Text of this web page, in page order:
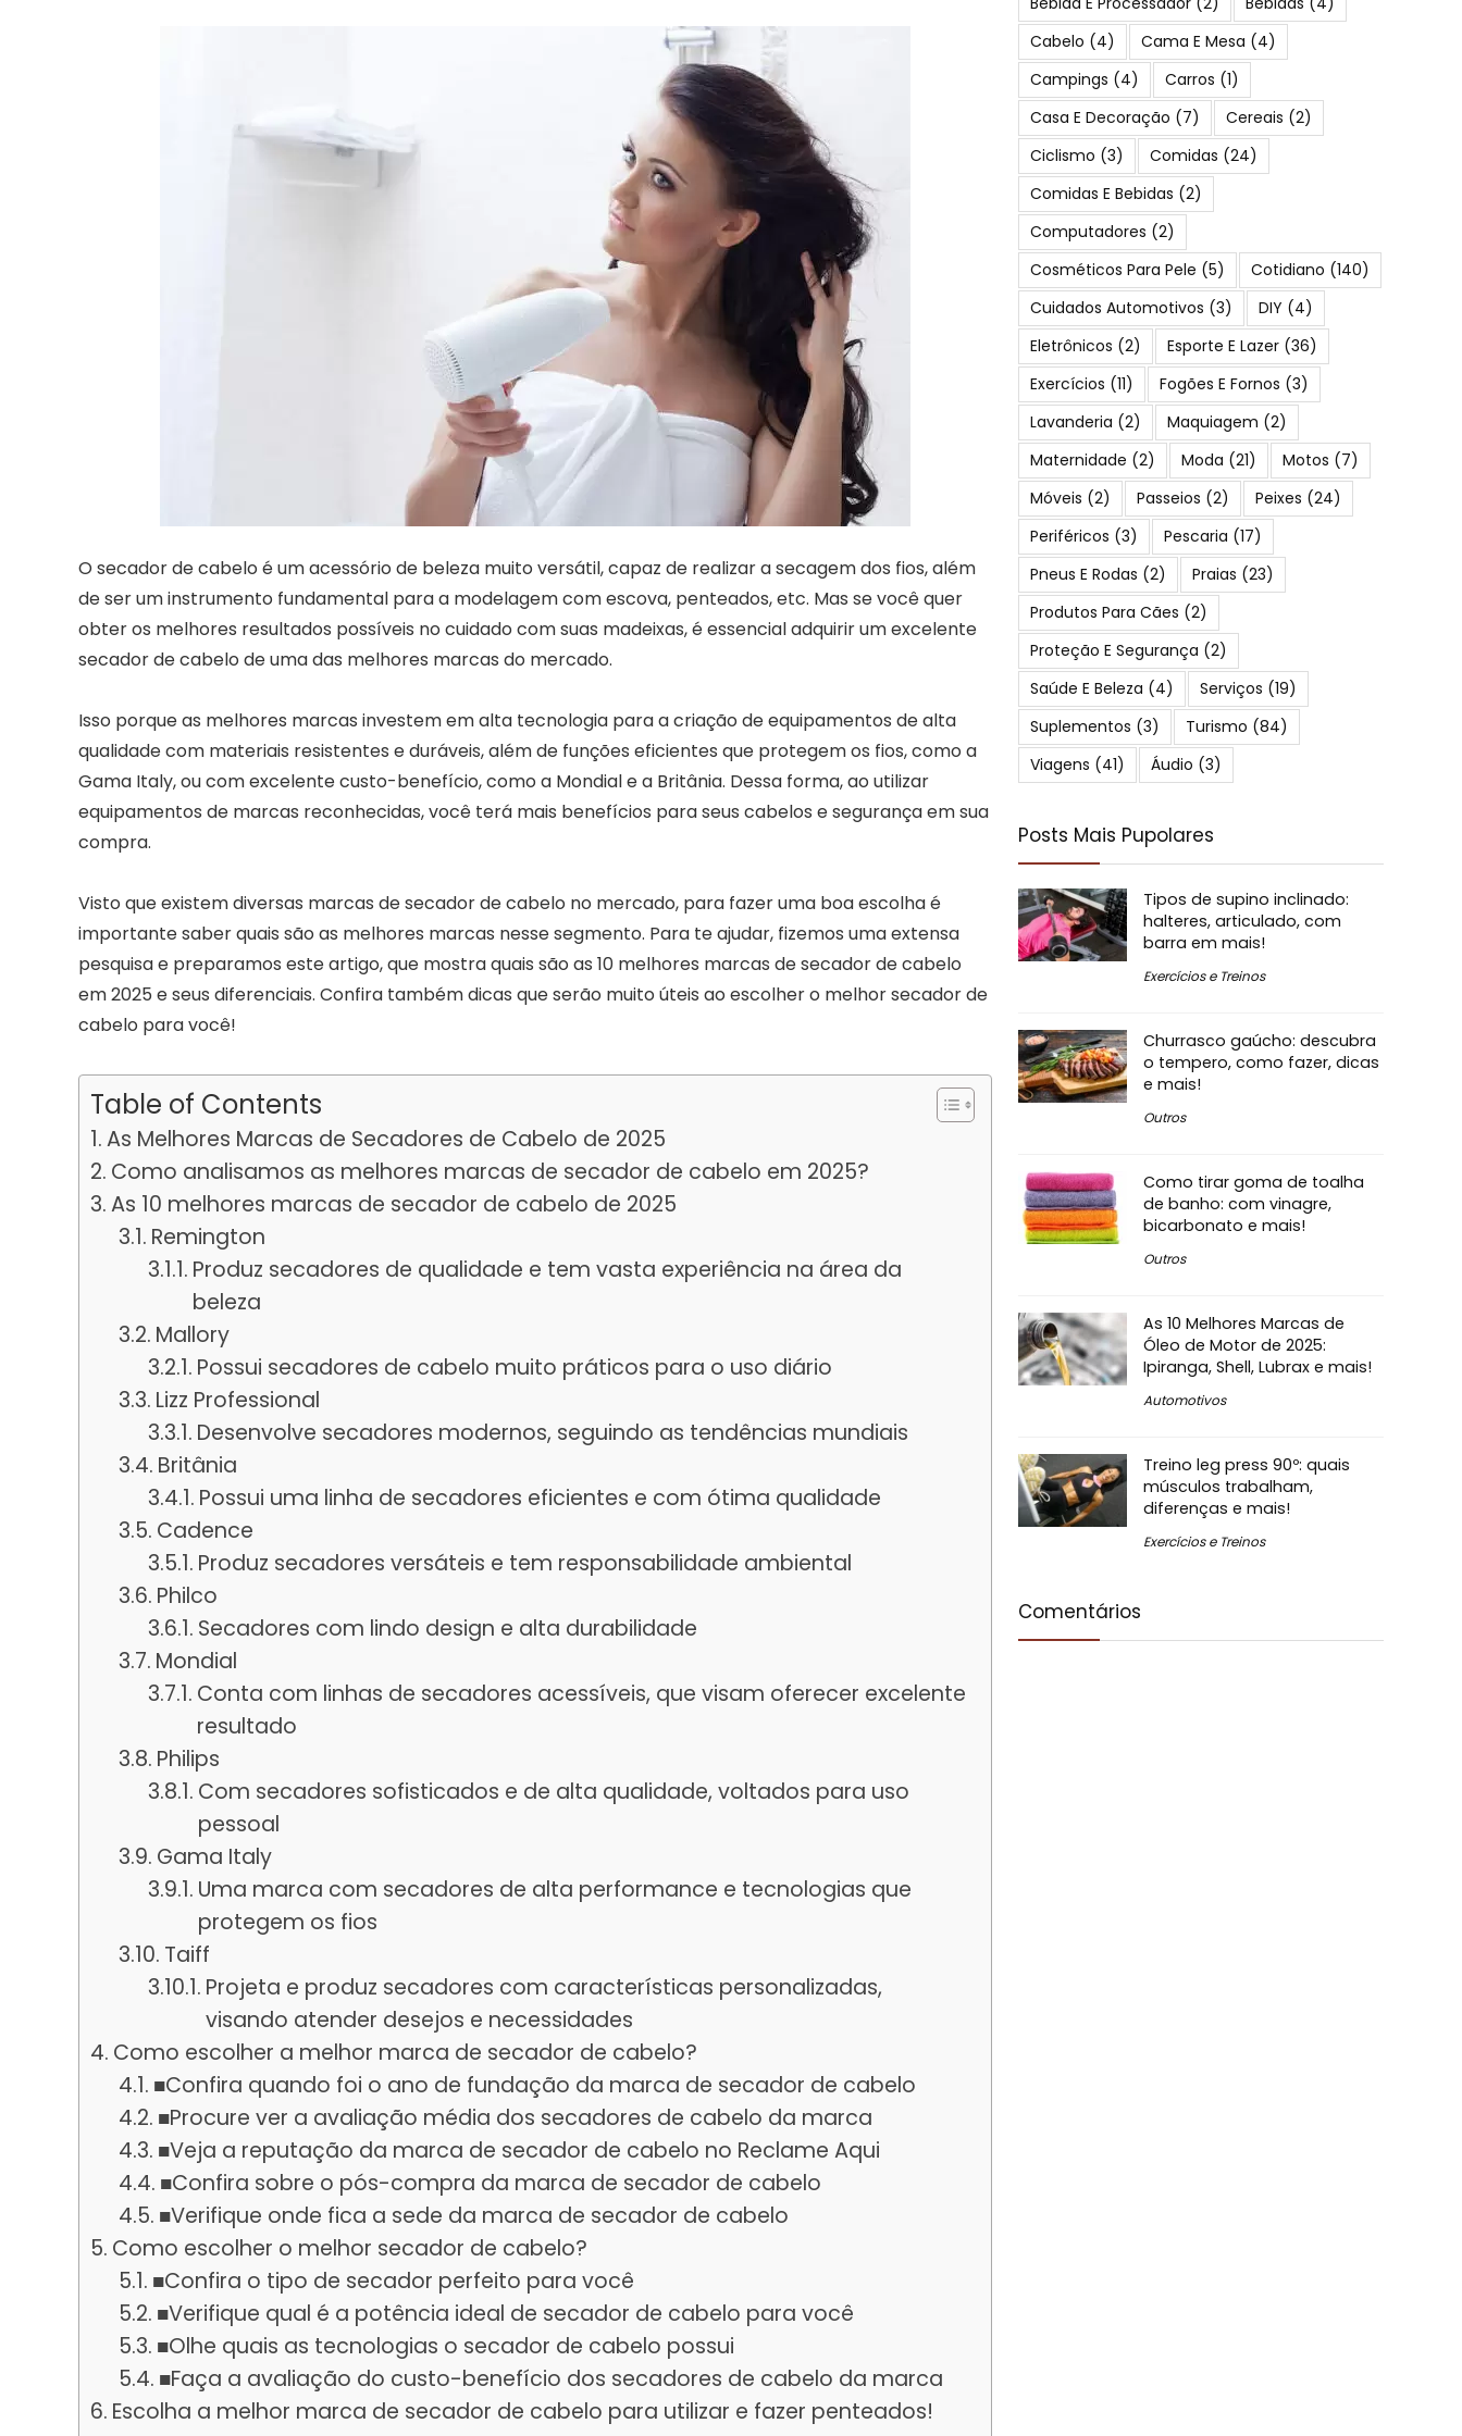
O secador de cabelo é um acessório de beleza muito versátil, capaz de realizar a secagem dos fios, além
de ser um instrumento fundamental para a modelagem com escova, penteados, etc. Mas se você quer
obter os melhores resultados possíveis no cuidado com suas madeixas, é essencial adquirir um excelente
secador de cabelo de uma das melhores marcas do mercado.
Isso porque as melhores marcas investem em alta tecnologia para a criação de equipamentos de alta
qualidade com materiais resistentes e duráveis, além de funções eficientes que protegem os fios, como a
Gama Italy, ou com excelente custo-benefício, como a Mondial e a Britânia. Dessa forma, ao utilizar
equipamentos de marcas reconhecidas, você terá mais benefícios para seus cabelos e segurança em sua
compra.
Visto que existem diversas marcas de secador de cabelo no mercado, para fazer uma boa escolha é
importante saber quais são as melhores marcas nesse segmento. Para te ajudar, fizemos uma extensa
pesquisa e preparamos este artigo, que mostra quais são as 10 melhores marcas de secador de cabelo
em 2025 e seus diferenciais. Confira também dicas que serão muito úteis ao escolher o melhor secador de
cabelo para você!
Table of Contents
As Melhores Marcas de Secadores de Cabelo de 2025
Como analisamos as melhores marcas de secador de cabelo em 2025?
As 10 melhores marcas de secador de cabelo de 2025
Remington
Produz secadores de qualidade e tem vasta experiência na área da
beleza
Mallory
Possui secadores de cabelo muito práticos para o uso diário
Lizz Professional
Desenvolve secadores modernos, seguindo as tendências mundiais
Britânia
Possui uma linha de secadores eficientes e com ótima qualidade
Cadence
Produz secadores versáteis e tem responsabilidade ambiental
Philco
Secadores com lindo design e alta durabilidade
Mondial
Conta com linhas de secadores acessíveis, que visam oferecer excelente
resultado
Philips
Com secadores sofisticados e de alta qualidade, voltados para uso
pessoal
Gama Italy
Uma marca com secadores de alta performance e tecnologias que
protegem os fios
Taiff
Projeta e produz secadores com características personalizadas,
visando atender desejos e necessidades
Como escolher a melhor marca de secador de cabelo?
■Confira quando foi o ano de fundação da marca de secador de cabelo
■Procure ver a avaliação média dos secadores de cabelo da marca
■Veja a reputação da marca de secador de cabelo no Reclame Aqui
■Confira sobre o pós-compra da marca de secador de cabelo
■Verifique onde fica a sede da marca de secador de cabelo
Como escolher o melhor secador de cabelo?
■Confira o tipo de secador perfeito para você
■Verifique qual é a potência ideal de secador de cabelo para você
■Olhe quais as tecnologias o secador de cabelo possui
■Faça a avaliação do custo-benefício dos secadores de cabelo da marca
Escolha a melhor marca de secador de cabelo para utilizar e fazer penteados!
Cabelo (4) Cama E Mesa (4)
Campings (4) Carros (1)
Casa E Decoração (7) Cereais (2)
Ciclismo (3) Comidas (24)
Comidas E Bebidas (2)
Computadores (2)
Cosméticos Para Pele (5) Cotidiano (140)
Cuidados Automotivos (3) DIY (4)
Eletrônicos (2) Esporte E Lazer (36)
Exercícios (11) Fogões E Fornos (3)
Lavanderia (2) Maquiagem (2)
Maternidade (2) Moda (21) Motos (7)
Móveis (2) Passeios (2) Peixes (24)
Periféricos (3) Pescaria (17)
Pneus E Rodas (2) Praias (23)
Produtos Para Cães (2)
Proteção E Segurança (2)
Saúde E Beleza (4) Serviços (19)
Suplementos (3) Turismo (84)
Viagens (41) Áudio (3)
Posts Mais Pupolares
Tipos de supino inclinado:
halteres, articulado, com
barra em mais!
Exercícios e Treinos
Churrasco gaúcho: descubra
o tempero, como fazer, dicas
e mais!
Outros
Como tirar goma de toalha
de banho: com vinagre,
bicarbonato e mais!
Outros
As 10 Melhores Marcas de
Óleo de Motor de 2025:
Ipiranga, Shell, Lubrax e mais!
Automotivos
Treino leg press 90º: quais
músculos trabalham,
diferenças e mais!
Exercícios e Treinos
Comentários